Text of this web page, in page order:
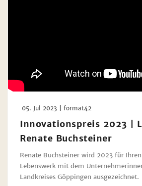
05. Jul 2023 | format42
Innovationspreis 2023 |
Renate Buchsteiner
Renate Buchsteiner wird 2023 für
Lebenswerk mit dem
Landkreises Göppingen ausgezeichnet.